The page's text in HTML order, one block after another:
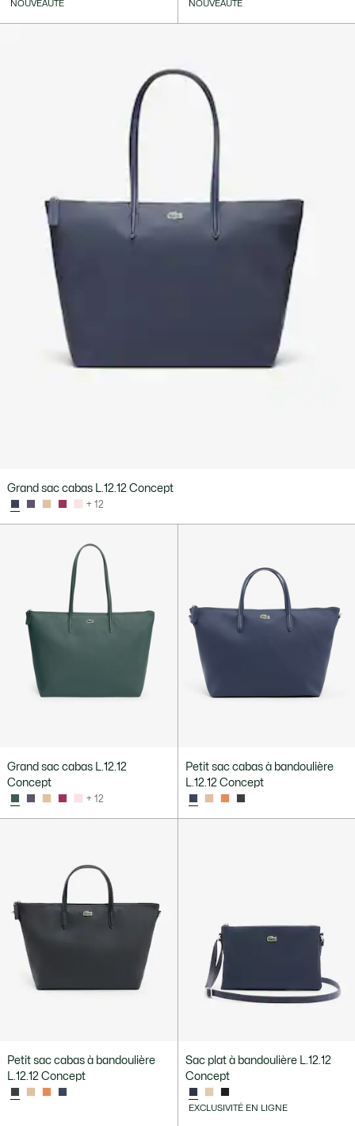
NOUVEAUTÉ NOUVEAUTÉ
Grand sac cabas L.12.12 Concept
+ 12
Grand sac cabas L.12.12
Concept
+ 12
Petit sac cabas à bandoulière
L.12.12 Concept
Petit sac cabas à bandoulière
L.12.12 Concept
Sac plat à bandoulière L.12.12
Concept
EXCLUSIVITÉ EN LIGNE